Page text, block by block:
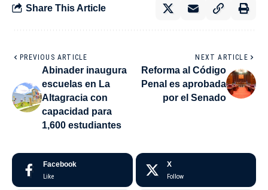
Share This Article
PREVIOUS ARTICLE
Abinader inaugura
escuelas en La
Altagracia con
capacidad para
1,600 estudiantes
NEXT ARTICLE
Reforma al Código
Penal es aprobada
por el Senado
Facebook
Like
X
Follow